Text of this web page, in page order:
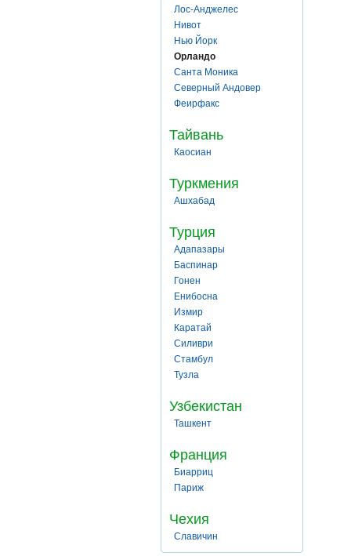
Лос-Анджелес
Нивот
Нью Йорк
Орландо
Санта Моника
Северный Андовер
Феирфакс
Тайвань
Каосиан
Туркмения
Ашхабад
Турция
Адапазары
Баспинар
Гонен
Енибосна
Измир
Каратай
Силиври
Стамбул
Тузла
Узбекистан
Ташкент
Франция
Биарриц
Париж
Чехия
Славичин